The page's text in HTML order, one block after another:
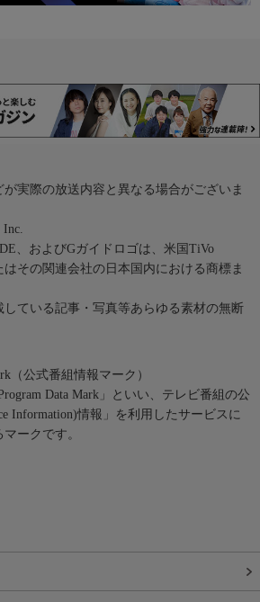
実際の放送内容と異なる場合がございま
Inc.
、およびGガイドロゴは、米国TiVo
はその関連会社の日本国内における商標ま
している記事・写真等あらゆる素材の無断
（公式番組情報マーク）
Data Mark」といい、テレビ番組の公
Information)情報」を利用したサービスに
ークです。